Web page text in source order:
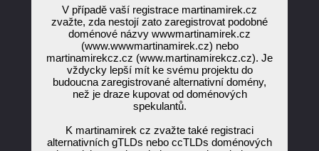
V případě vaší registrace martinamirek.cz
zvažte, zda nestojí zato zaregistrovat podobné
doménové názvy wwwmartinamirek.cz
(www.wwwmartinamirek.cz) nebo
martinamirekcz.cz (www.martinamirekcz.cz). Je
vždycky lepší mít ke svému projektu do
budoucna zaregistrované alternativní domény,
než je draze kupovat od doménových
spekulantů.
K martinamirek cz zvažte také registraci
alternativních gTLDs nebo ccTLDs doménových